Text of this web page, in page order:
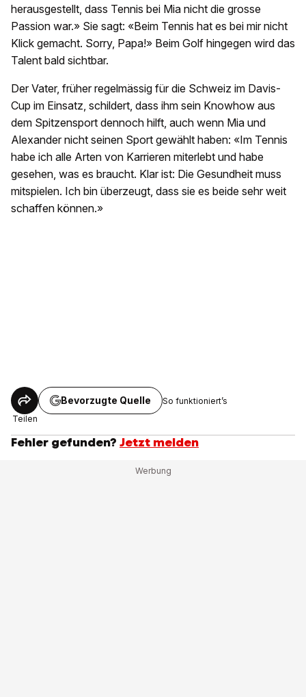
herausgestellt, dass Tennis bei Mia nicht die grosse
Passion war.» Sie sagt: «Beim Tennis hat es bei mir nicht
Klick gemacht. Sorry, Papa!» Beim Golf hingegen wird das
Talent bald sichtbar.
Der Vater, früher regelmässig für die Schweiz im Davis-
Cup im Einsatz, schildert, dass ihm sein Knowhow aus
dem Spitzensport dennoch hilft, auch wenn Mia und
Alexander nicht seinen Sport gewählt haben: «Im Tennis
habe ich alle Arten von Karrieren miterlebt und habe
gesehen, was es braucht. Klar ist: Die Gesundheit muss
mitspielen. Ich bin überzeugt, dass sie es beide sehr weit
schaffen können.»
Teilen
Bevorzugte Quelle So funktioniert’s
Fehler gefunden? Jetzt melden